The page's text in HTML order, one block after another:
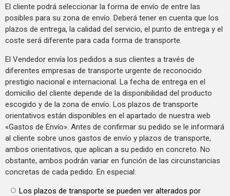
El cliente podrá seleccionar la forma de envío de entre las
posibles para su zona de envío. Deberá tener en cuenta que los
plazos de entrega, la calidad del servicio, el punto de entrega y el
coste será diferente para cada forma de transporte.
El Vendedor envía los pedidos a sus clientes a través de
diferentes empresas de transporte urgente de reconocido
prestigio nacional e internacional. La fecha de entrega en el
domicilio del cliente depende de la disponibilidad del producto
escogido y de la zona de envío. Los plazos de transporte
orientativos están disponibles en el apartado de nuestra web
«Gastos de Envío». Antes de confirmar su pedido se le informará
al cliente sobre unos gastos de envío y plazos de transporte,
ambos orientativos, que aplican a su pedido en concreto. No
obstante, ambos podrán variar en función de las circunstancias
concretas de cada pedido. En especial:
Los plazos de transporte se pueden ver alterados por